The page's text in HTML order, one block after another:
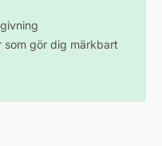
som gör dig märkbart